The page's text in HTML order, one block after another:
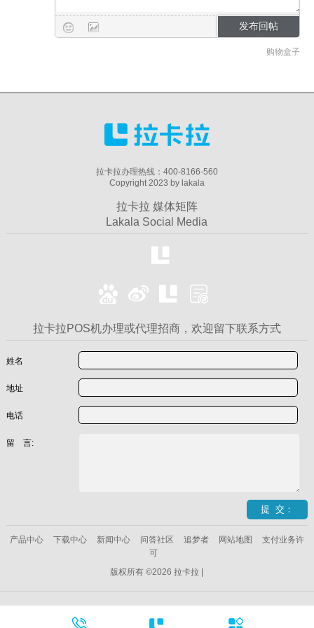
购物盒子
拉卡拉办理热线：400-8166-560
Copyright 2023 by lakala
拉卡拉 媒体矩阵
Lakala Social Media
拉卡拉POS机办理或代理招商，欢迎留下联系方式
姓名
地址
电话
留 言:
产品中心 下载中心 新闻中心 问答社区 追梦者 网站地图
支付业务许
可
版权所有 ©2026 拉卡拉 |